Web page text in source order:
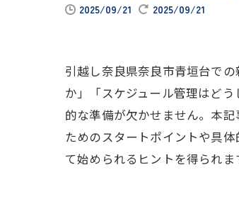
2025/09/21 2025/09/21
引越し奈良県奈良市青垣台で
か」「スケジュール管理はど
的な準備が欠かせません。本
ためのスタートポイントや具
て始められるヒントを得られま